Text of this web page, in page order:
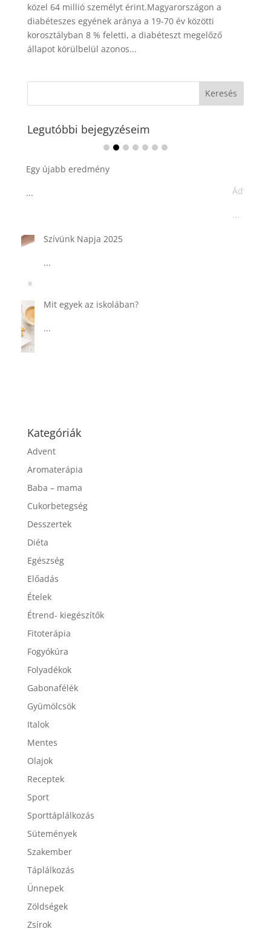
közel 64 millió személyt érint.Magyarországon a
diabéteszes egyének aránya a 19-70 év közötti
korosztályban 8 % feletti, a diabéteszt megelőző
állapot körülbelül azonos...
Legutóbbi bejegyzéseim
Ádvent 1. vasárnapja🌟
Tárkonyos csirkeragu leves
Kategóriák
Advent
Aromaterápia
Baba – mama
Cukorbetegség
Desszertek
Diéta
Egészség
Előadás
Ételek
Étrend- kiegészítők
Fitoterápia
Fogyókúra
Folyadékok
Gabonafélék
Gyümölcsök
Italok
Mentes
Olajok
Receptek
Sport
Sporttáplálkozás
Sütemények
Szakember
Táplálkozás
Ünnepek
Zöldségek
Zsírok